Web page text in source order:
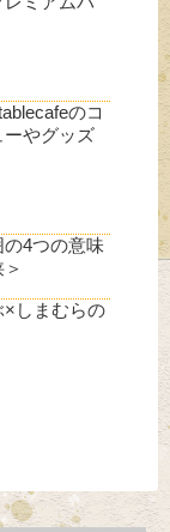
のコ
ーやグッズ
の4つの意味
×しまむらの